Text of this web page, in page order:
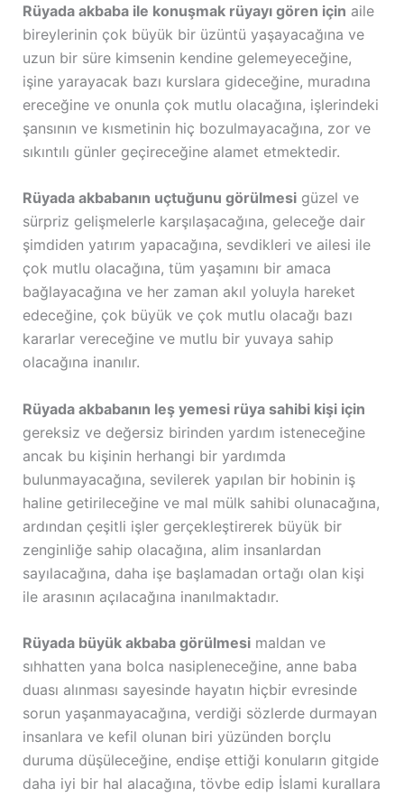
Rüyada akbaba ile konuşmak rüyayı gören için aile
bireylerinin çok büyük bir üzüntü yaşayacağına ve
uzun bir süre kimsenin kendine gelemeyeceğine,
işine yarayacak bazı kurslara gideceğine, muradına
ereceğine ve onunla çok mutlu olacağına, işlerindeki
şansının ve kısmetinin hiç bozulmayacağına, zor ve
sıkıntılı günler geçireceğine alamet etmektedir.
Rüyada akbabanın uçtuğunu görülmesigüzel ve
sürpriz gelişmelerle karşılaşacağına, geleceğe dair
şimdiden yatırım yapacağına, sevdikleri ve ailesi ile
çok mutlu olacağına, tüm yaşamını bir amaca
bağlayacağına ve her zaman akıl yoluyla hareket
edeceğine, çok büyük ve çok mutlu olacağı bazı
kararlar vereceğine ve mutlu bir yuvaya sahip
olacağına inanılır.
Rüyada akbabanın leş yemesi rüya sahibi kişi için
gereksiz ve değersiz birinden yardım isteneceğine
ancak bu kişinin herhangi bir yardımda
bulunmayacağına, sevilerek yapılan bir hobinin iş
haline getirileceğine ve mal mülk sahibi olunacağına,
ardından çeşitli işler gerçekleştirerek büyük bir
zenginliğe sahip olacağına, alim insanlardan
sayılacağına, daha işe başlamadan ortağı olan kişi
ile arasının açılacağına inanılmaktadır.
Rüyada büyük akbaba görülmesimaldan ve
sıhhatten yana bolca nasipleneceğine, anne baba
duası alınması sayesinde hayatın hiçbir evresinde
sorun yaşanmayacağına, verdiği sözlerde durmayan
insanlara ve kefil olunan biri yüzünden borçlu
duruma düşüleceğine, endişe ettiği konuların gitgide
daha iyi bir hal alacağına, tövbe edip İslami kurallara